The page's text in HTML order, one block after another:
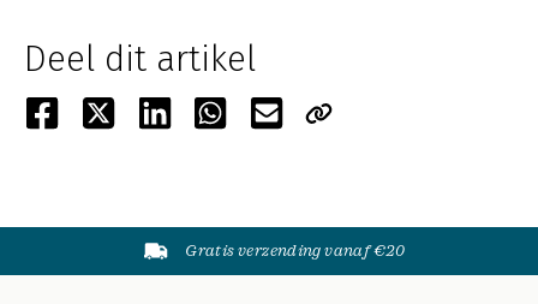
Deel dit artikel
Gratis verzending vanaf €20